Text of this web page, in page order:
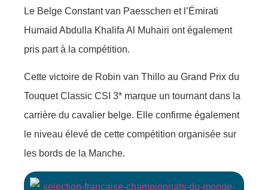
Le Belge Constant van Paesschen et l’Émirati
Humaid Abdulla Khalifa Al Muhairi ont également
pris part à la compétition.
Cette victoire de Robin van Thillo au Grand Prix du
Touquet Classic CSI 3* marque un tournant dans la
carrière du cavalier belge. Elle confirme également
le niveau élevé de cette compétition organisée sur
les bords de la Manche.